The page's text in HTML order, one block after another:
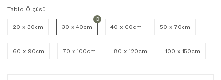
Tablo Ölçüsü
20 x 30cm 30 x 40cm 40 x 60cm 50 x 70cm
60 x 90cm 70 x 100cm 80 x 120cm 100 x 150cm